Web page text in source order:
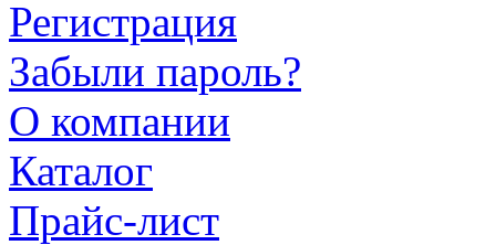
Регистрация
Забыли пароль?
О компании
Каталог
Прайс-лист